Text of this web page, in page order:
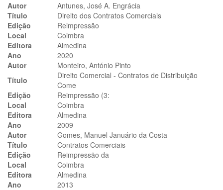
Autor
Antunes, José A. Engrácia
Título
Direito dos Contratos Comerciais
Edição
Reimpressão
Local
Coimbra
Editora
Almedina
Ano
2020
Autor
Monteiro, António Pinto
Título
Direito Comercial - Contratos de Distribuição
Come
Edição
Reimpressão (3:
Local
Coimbra
Editora
Almedina
Ano
2009
Autor
Gomes, Manuel Januário da Costa
Título
Contratos Comerciais
Edição
Reimpressão da
Local
Coimbra
Editora
Almedina
Ano
2013